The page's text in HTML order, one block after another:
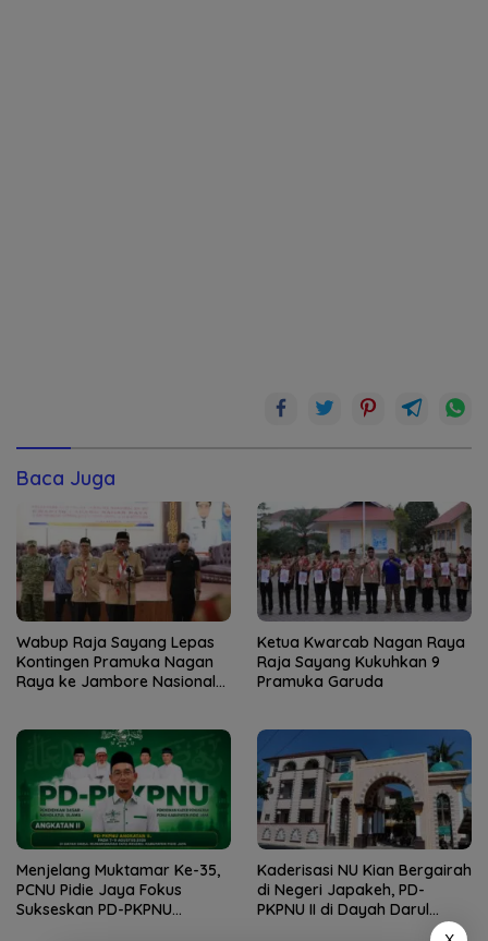
Baca Juga
Wabup Raja Sayang Lepas
Kontingen Pramuka Nagan
Raya ke Jambore Nasional
Ketua Kwarcab Nagan Raya
Raja Sayang Kukuhkan 9
Pramuka Garuda
Menjelang Muktamar Ke-35,
PCNU Pidie Jaya Fokus
Sukseskan PD-PKPNU
Kaderisasi NU Kian Bergairah
di Negeri Japakeh, PD-
PKPNU II di Dayah Darul
Munawwarah Kuta Krueng